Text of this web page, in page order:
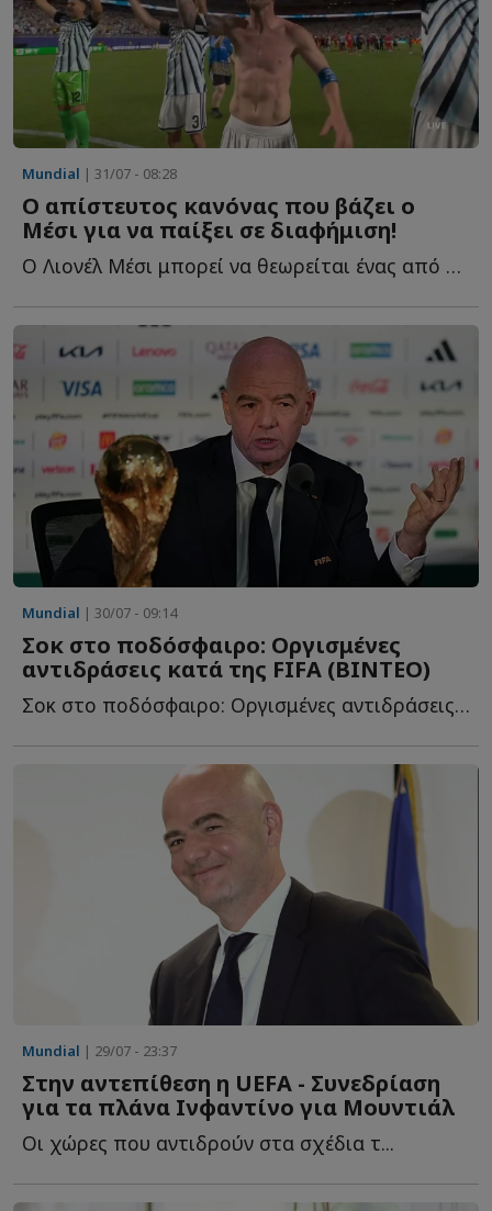
Mundial | 31/07 - 08:28
Ο απίστευτος κανόνας που βάζει ο
Μέσι για να παίξει σε διαφήμιση!
Ο Λιονέλ Μέσι μπορεί να θεωρείται ένας από τους μεγαλύτερους π...
Mundial | 30/07 - 09:14
Σοκ στο ποδόσφαιρο: Οργισμένες
αντιδράσεις κατά της FIFA (BINTEO)
Σοκ στο ποδόσφαιρο: Οργισμένες αντιδράσεις κατά της FI...
Mundial | 29/07 - 23:37
Στην αντεπίθεση η UEFA - Συνεδρίαση
για τα πλάνα Ινφαντίνο για Μουντιάλ
Οι χώρες που αντιδρούν στα σχέδια τ...